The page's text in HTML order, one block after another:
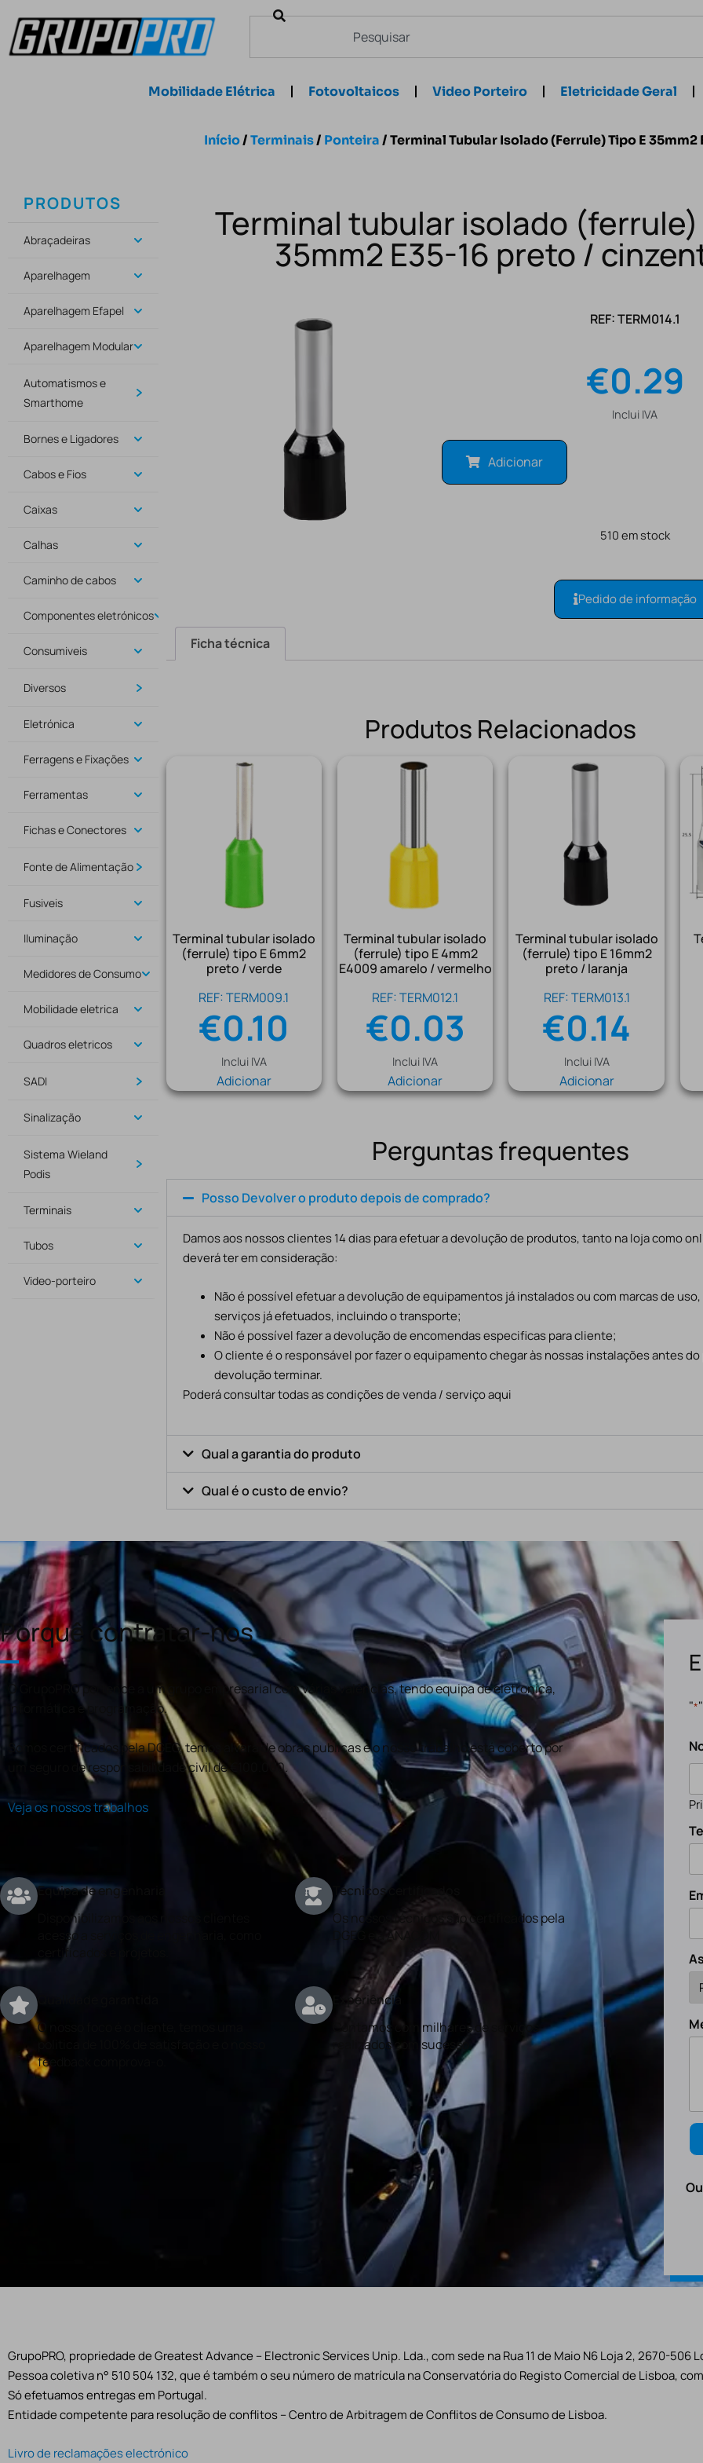
Mobilidade Elétrica Fotovoltaicos Video Porteiro Eletricidade Geral
Início/Terminais/ Ponteira/ Terminal Tubular Isolado (ferrule) Tipo E 35mm2
PRODUTOS
Abraçadeiras
Aparelhagem
Aparelhagem Efapel
Aparelhagem Modular
Automatismos e
Smarthome
Bornes e Ligadores
Cabos e Fios
Caixas
Calhas
Caminho de cabos
Componentes eletrónicos
Consumiveis
Diversos
Eletrónica
Ferragens e Fixações
Ferramentas
Fichas e Conectores
Fonte de Alimentação
Fusiveis
Iluminação
Medidores de Consumo
Mobilidade eletrica
Quadros eletricos
SADI
Sinalização
Sistema Wieland
Podis
Terminais
Tubos
Video-porteiro
Terminal tubular isolado (ferrule)
35mm2 E35-16 preto /
REF: TERM014.1
€0.29
Inclui IVA
Adicionar
510 em stock
Pedido de informação
Ficha técnica
Produtos Relacionados
Terminal tubular isolado
(ferrule) tipo E 6mm2
preto / verde
REF: TERM009.1
€0.10
Inclui IVA
Adicionar
Terminal tubular isolado
(ferrule) tipo E 4mm2
E4009 amarelo / vermelho
REF: TERM012.1
€0.03
Inclui IVA
Adicionar
Terminal tubular isolado
(ferrule) tipo E 16mm2
preto / laranja
REF: TERM013.1
€0.14
Inclui IVA
Adicionar
Perguntas frequentes
Posso Devolver o produto depois de comprado?
Damos aos nossos clientes 14 dias para efetuar a devolução de produtos, tanto na loja como
deverá ter em consideração:
Não é possível efetuar a devolução de equipamentos já instalados ou com marcas de
serviços já efetuados, incluindo o transporte;
Não é possível fazer a devolução de encomendas especificas para cliente;
O cliente é o responsável por fazer o equipamento chegar às nossas instalações antes
devolução terminar.
Poderá consultar todas as condições de venda / serviço aqui
Qual a garantia do produto
Qual é o custo de envio?
Porquê contratar-nos
O GrupoPRO pertence a um grupo empresarial com várias valências, tendo equipa de eletronica,
informática e programação.
Somos certificados pela DGEG, temos alvará de obras publicas e o nosso trabalho está coberto por
um seguro de responsabilidade civil de €100.000.
Veja os nossos trabalhos
Equipa de engenharia
Disponibilizamos aos nossos clientes
acesso a serviços de engenharia, como
certificados e projetos.
Técnicos certificados
Os nossos técnicos são certificados pela
DGEG e a ANACOM
O nosso foco é o cliente, temos uma
politica de 100% de satisfação e o nosso
feedback comprova-o.
Experiência
Contamos com milhares de serviços
realizados com sucesso.
"*
GrupoPRO, propriedade de Greatest Advance – Electronic Services Unip. Lda., com sede na Rua 11 de Maio N6 Loja 2, 2670-506
Pessoa coletiva n° 510 504 132, que é também o seu número de matrícula na Conservatória do Registo Comercial de Lisboa,
Só efetuamos entregas em Portugal.
Entidade competente para resolução de conflitos – Centro de Arbitragem de Conflitos de Consumo de Lisboa.
Livro de reclamações electrónico